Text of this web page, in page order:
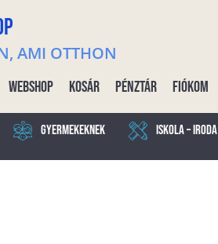
AMI OTTHON
Webshop Kosár Pénztár Fiókom
Gyermekeknek Iskola – Iroda